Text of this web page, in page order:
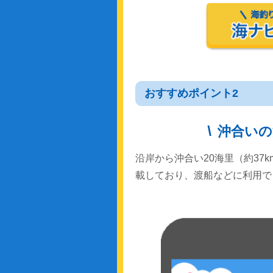
おすすめポイント2
沖合い
沿岸から沖合い20海里（約
載しており、渡船などに利用